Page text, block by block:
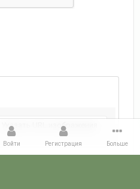
Указать URL изображения
Войти Регистрация Больше